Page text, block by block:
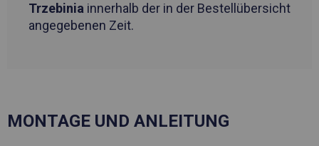
Trzebinia innerhalb der in der Bestellübersicht
angegebenen Zeit.
MONTAGE UND ANLEITUNG